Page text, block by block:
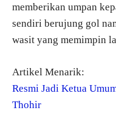
memberikan umpan
sendiri berujung gol
wasit yang memimpin
Artikel Menarik:
Resmi Jadi Ketua
Thohir